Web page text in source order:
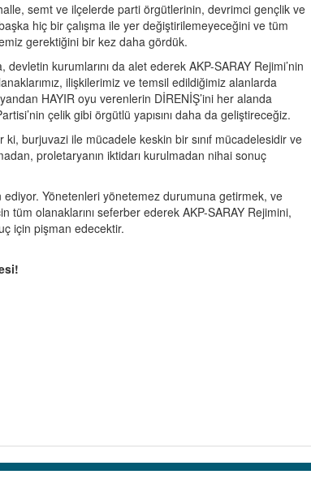
semt ve ilçelerde parti örgütlerinin, devrimci gençlik ve
hiç bir çalışma ile yer değiştirilemeyeceğini ve tüm
gerektiğini bir kez daha gördük.
kurumlarını da alet ederek AKP-SARAY Rejimi’nin
ilişkilerimiz ve temsil edildiğimiz alanlarda
HAYIR oyu verenlerin DİRENİŞ’ini her alanda
çelik gibi örgütlü yapısını daha da geliştireceğiz.
burjuvazi ile mücadele keskin bir sınıf mücadelesidir ve
proletaryanın iktidarı kurulmadan nihai sonuç
ediyor. Yönetenleri yönetemez durumuna getirmek, ve
olanaklarını seferber ederek AKP-SARAY Rejimini,
için pişman edecektir.